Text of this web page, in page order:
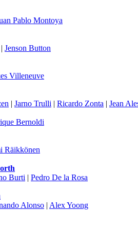
Pablo Montoya
| Jenson Button
Villeneuve
| Jarno Trulli | Ricardo Zonta | Jean
Bernoldi
Räikkönen
Burti | Pedro De la Rosa
Alonso | Alex Yoong